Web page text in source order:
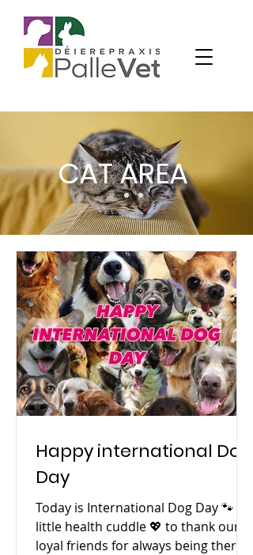
CAT AREA
Happy international Dog
Day
Today is International Dog Day 🐾 A
little health cuddle 💖 to thank our
loyal friends for always being there